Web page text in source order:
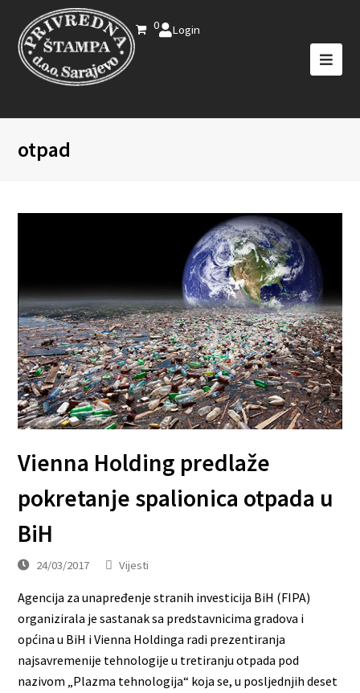
0 Login
otpad
Vienna Holding predlaže
pokretanje spalionica otpada u
BiH
24/03/2017 Vijesti
Agencija za unapređenje stranih investicija BiH (FIPA)
organizirala je sastanak sa predstavnicima gradova i
općina u BiH i Vienna Holdinga radi prezentiranja
najsavremenije tehnologije u tretiranju otpada pod
nazivom „Plazma tehnologija“ koja se, u posljednjih deset